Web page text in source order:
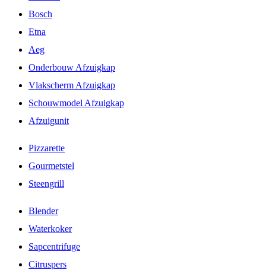
Bosch
Etna
Aeg
Onderbouw Afzuigkap
Vlakscherm Afzuigkap
Schouwmodel Afzuigkap
Afzuigunit
Pizzarette
Gourmetstel
Steengrill
Blender
Waterkoker
Sapcentrifuge
Citruspers